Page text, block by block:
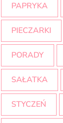
PAPRYKA
PIECZARKI
PORADY
SAŁATKA
STYCZEŃ